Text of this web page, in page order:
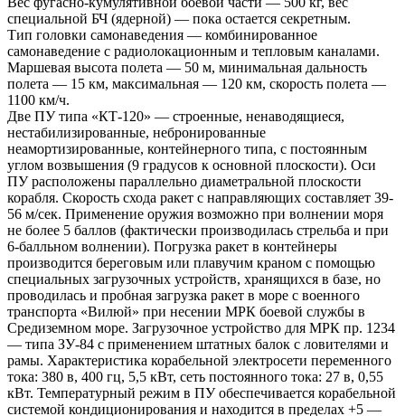
специальной БЧ (ядерной) — пока остается секретным.
Тип головки самонаведения — комбинированное
самонаведение с радиолокационным и тепловым каналами.
Маршевая высота полета — 50 м, минимальная дальность
полета — 15 км, максимальная — 120 км, скорость полета —
1100 км/ч.
Две ПУ типа «КТ-120» — строенные, ненаводящиеся,
нестабилизированные, небронированные
неамортизированные, контейнерного типа, с постоянным
углом возвышения (9 градусов к основной плоскости). Оси
ПУ расположены параллельно диаметральной плоскости
корабля. Скорость схода ракет с направляющих составляет 39-
56 м/сек. Применение оружия возможно при волнении моря
не более 5 баллов (фактически производилась стрельба и при
6-балльном волнении). Погрузка ракет в контейнеры
производится береговым или плавучим краном с помощью
специальных загрузочных устройств, хранящихся в базе, но
проводилась и пробная загрузка ракет в море с военного
транспорта «Вилюй» при несении МРК боевой службы в
Средиземном море. Загрузочное устройство для МРК пр. 1234
— типа ЗУ-84 с применением штатных балок с ловителями и
рамы. Характеристика корабельной электросети переменного
тока: 380 в, 400 гц, 5,5 кВт, сеть постоянного тока: 27 в, 0,55
кВт. Температурный режим в ПУ обеспечивается корабельной
системой кондиционирования и находится в пределах +5 —